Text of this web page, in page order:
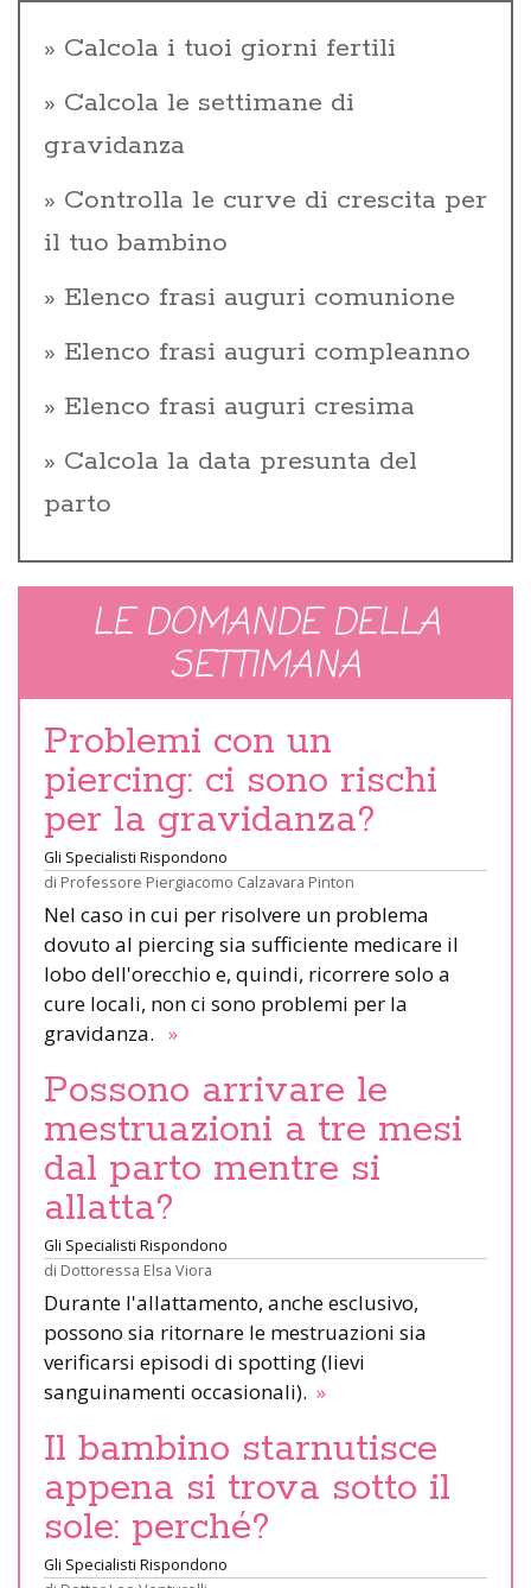
Calcola i tuoi giorni fertili
Calcola le settimane di
gravidanza
Controlla le curve di crescita per
il tuo bambino
Elenco frasi auguri comunione
Elenco frasi auguri compleanno
Elenco frasi auguri cresima
Calcola la data presunta del
parto
LE DOMANDE DELLA
SETTIMANA
Problemi con un
piercing: ci sono rischi
per la gravidanza?
Gli Specialisti Rispondono
di Professore Piergiacomo Calzavara Pinton
Nel caso in cui per risolvere un problema
dovuto al piercing sia sufficiente medicare il
lobo dell'orecchio e, quindi, ricorrere solo a
cure locali, non ci sono problemi per la
gravidanza. »
Possono arrivare le
mestruazioni a tre mesi
dal parto mentre si
allatta?
Gli Specialisti Rispondono
di Dottoressa Elsa Viora
Durante l'allattamento, anche esclusivo,
possono sia ritornare le mestruazioni sia
verificarsi episodi di spotting (lievi
sanguinamenti occasionali). »
Il bambino starnutisce
appena si trova sotto il
sole: perché?
Gli Specialisti Rispondono